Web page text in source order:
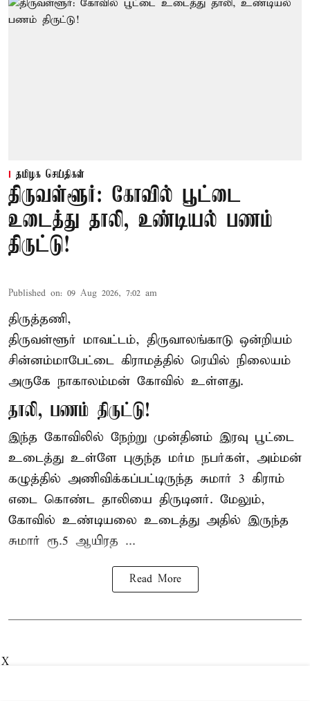
தமிழக செய்திகள்
திருவள்ளூர்: கோவில் பூட்டை
உடைத்து தாலி, உண்டியல் பணம்
திருட்டு!
Published on: 09 Aug 2026, 7:02 am
திருத்தணி,
திருவள்ளூர் மாவட்டம், திருவாலங்காடு ஒன்றியம்
சின்னம்மாபேட்டை கிராமத்தில் ரெயில் நிலையம்
அருகே நாகாலம்மன் கோவில் உள்ளது.
தாலி, பணம் திருட்டு!
இந்த கோவிலில் நேற்று முன்தினம் இரவு பூட்டை
உடைத்து உள்ளே புகுந்த மர்ம நபர்கள், அம்மன்
கழுத்தில் அணிவிக்கப்பட்டிருந்த சுமார் 3 கிராம்
எடை கொண்ட தாலியை திருடினர். மேலும்,
கோவில் உண்டியலை உடைத்து அதில் இருந்த
சுமார் ரூ.5 ஆயிரத ...
Read More
X